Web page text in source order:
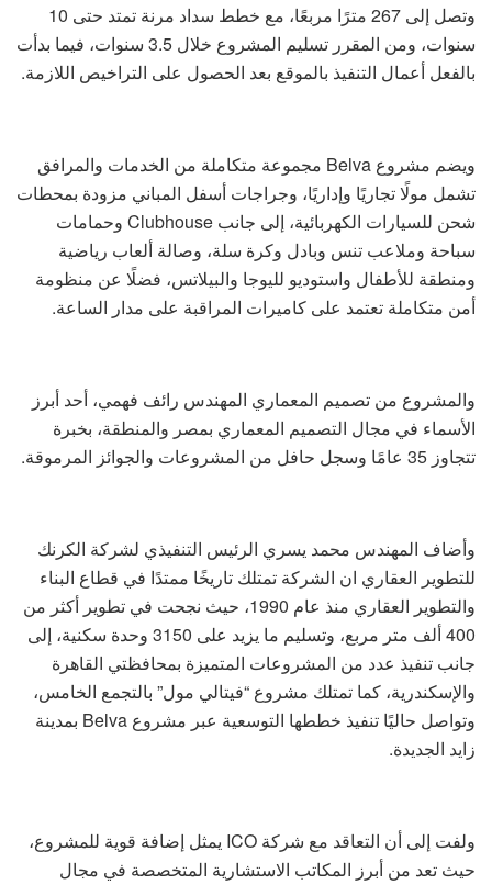
وتصل إلى 267 مترًا مربعًا، مع خطط سداد مرنة تمتد حتى 10
سنوات، ومن المقرر تسليم المشروع خلال 3.5 سنوات، فيما بدأت
بالفعل أعمال التنفيذ بالموقع بعد الحصول على التراخيص اللازمة.
ويضم مشروع Belva مجموعة متكاملة من الخدمات والمرافق
تشمل مولًا تجاريًا وإداريًا، وجراجات أسفل المباني مزودة بمحطات
شحن للسيارات الكهربائية، إلى جانب Clubhouse وحمامات
سباحة وملاعب تنس وبادل وكرة سلة، وصالة ألعاب رياضية
ومنطقة للأطفال واستوديو لليوجا والبيلاتس، فضلًا عن منظومة
أمن متكاملة تعتمد على كاميرات المراقبة على مدار الساعة.
والمشروع من تصميم المعماري المهندس رائف فهمي، أحد أبرز
الأسماء في مجال التصميم المعماري بمصر والمنطقة، بخبرة
تتجاوز 35 عامًا وسجل حافل من المشروعات والجوائز المرموقة.
وأضاف المهندس محمد يسري الرئيس التنفيذي لشركة الكرنك
للتطوير العقاري ان الشركة تمتلك تاريخًا ممتدًا في قطاع البناء
والتطوير العقاري منذ عام 1990، حيث نجحت في تطوير أكثر من
400 ألف متر مربع، وتسليم ما يزيد على 3150 وحدة سكنية، إلى
جانب تنفيذ عدد من المشروعات المتميزة بمحافظتي القاهرة
والإسكندرية، كما تمتلك مشروع “فيتالي مول” بالتجمع الخامس،
وتواصل حاليًا تنفيذ خططها التوسعية عبر مشروع Belva بمدينة
زايد الجديدة.
ولفت إلى أن التعاقد مع شركة ICO يمثل إضافة قوية للمشروع،
حيث تعد من أبرز المكاتب الاستشارية المتخصصة في مجال